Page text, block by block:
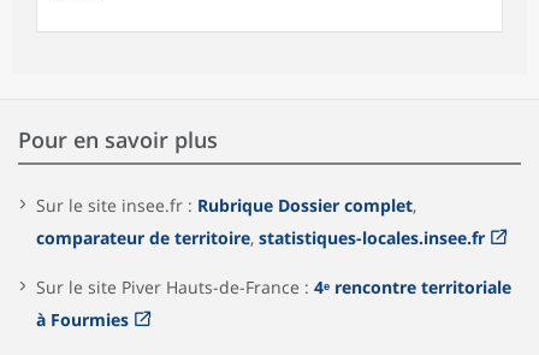
Pour en savoir plus
Sur le site insee.fr : Rubrique Dossier complet,
comparateur de territoire, statistiques-locales.insee.fr
Sur le site Piver Hauts-de-France : 4ᵉ rencontre territoriale
à Fourmies